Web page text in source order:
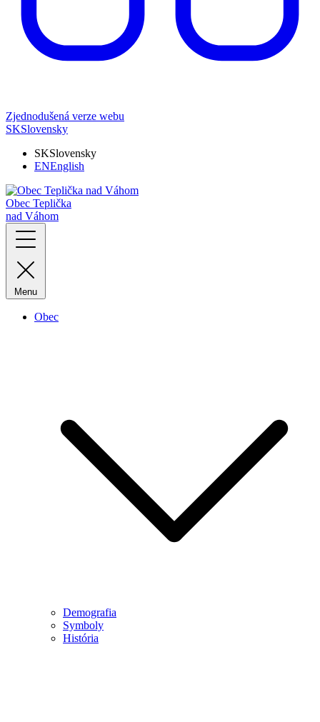
Zjednodušená verze webu
SKSlovensky
SKSlovensky
ENEnglish
Obec Teplička
nad Váhom
Menu
Obec
Demografia
Symboly
História